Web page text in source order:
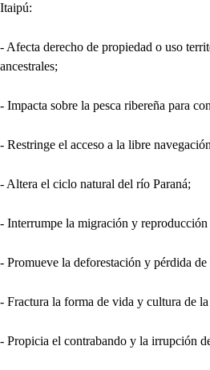
Itaipú:
- Afecta derecho de propiedad o uso
ancestrales;
- Impacta sobre la pesca ribereña para
- Restringe el acceso a la libre
- Altera el ciclo natural del río Paraná;
- Interrumpe la migración y reproducción
- Promueve la deforestación y pérdida
- Fractura la forma de vida y cultura de
- Propicia el contrabando y la irrupción